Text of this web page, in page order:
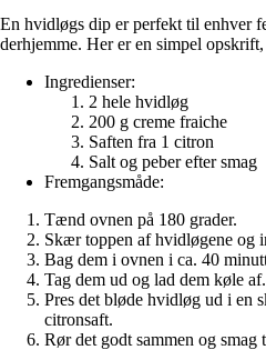
En hvidløgs dip er perfekt til enhver
derhjemme. Her er en simpel
Ingredienser:
2 hele hvidløg
200 g creme fraiche
Saften fra 1 citron
Salt og peber efter smag
Fremgangsmåde:
Tænd ovnen på 180 grader.
Skær toppen af ​​hvidløgene og
Bag dem i ovnen i ca. 40
Tag dem ud og lad dem køle af.
Pres det bløde hvidløg ud i en
citronsaft.
Rør det godt sammen og smag